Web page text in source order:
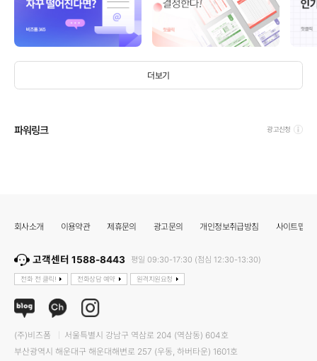
더보기
파워링크 광고신청
회사소개 이용약관 제휴문의 광고문의 개인정보취급방침 사이트맵
고객센터 1588-8443 평일 09:30-17:30 (점심 12:30-13:30)
전화 전 클릭! 전화상담 예약 원격지원요청
(주)비즈폼
서울특별시 강남구 역삼로 204 (역삼동) 604호
부산광역시 해운대구 해운대해변로 257 (우동, 하버타운) 1601호